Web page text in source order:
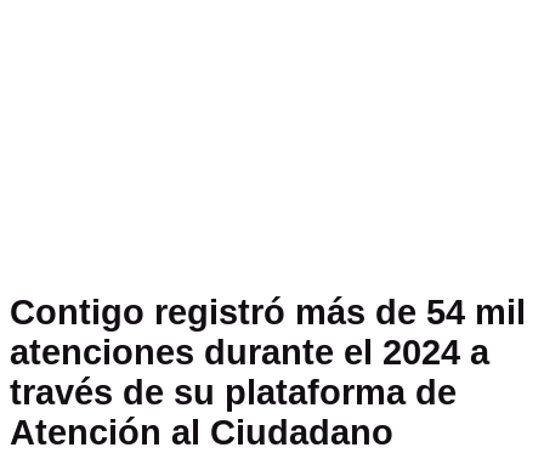
Contigo registró más de 54 mil
atenciones durante el 2024 a
través de su plataforma de
Atención al Ciudadano